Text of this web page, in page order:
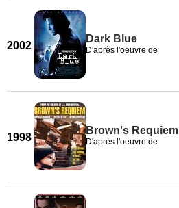
2002
Dark Blue
D'après l'oeuvre de
1998
Brown's Requiem
D'après l'oeuvre de